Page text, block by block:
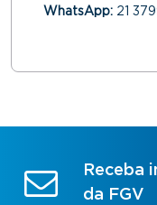
WhatsApp: 21
Receba
da FGV